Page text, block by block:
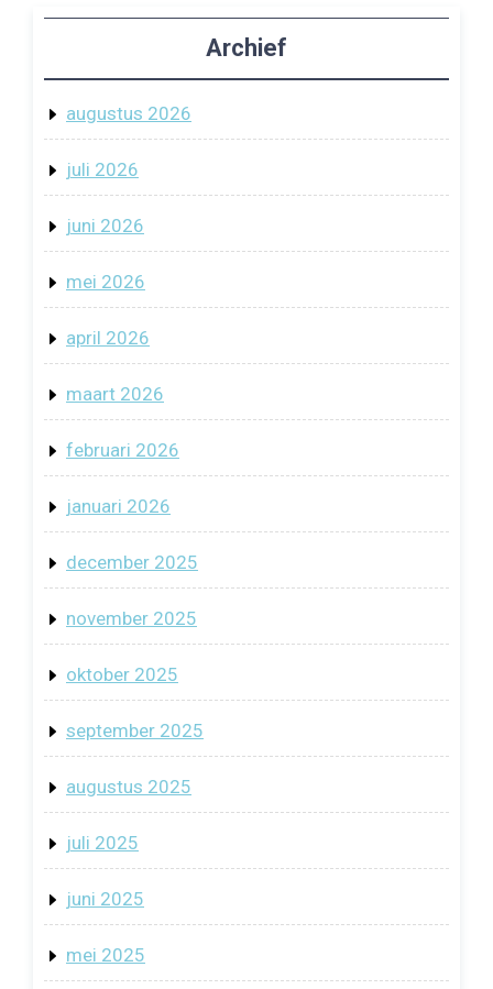
Archief
augustus 2026
juli 2026
juni 2026
mei 2026
april 2026
maart 2026
februari 2026
januari 2026
december 2025
november 2025
oktober 2025
september 2025
augustus 2025
juli 2025
juni 2025
mei 2025